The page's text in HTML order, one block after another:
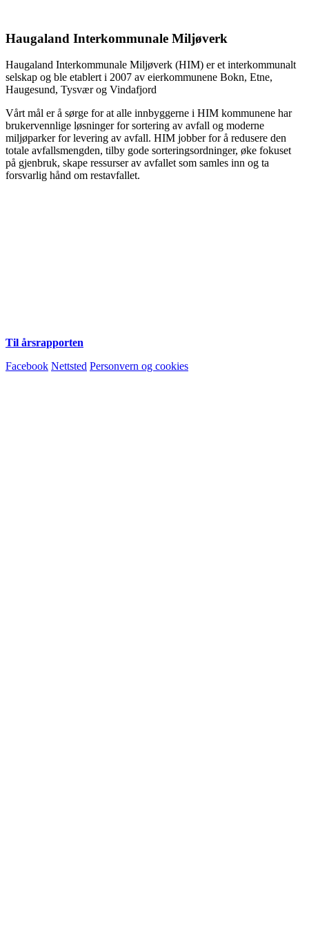
Haugaland Interkommunale Miljøverk
Haugaland Interkommunale Miljøverk (HIM) er et interkommunalt
selskap og ble etablert i 2007 av eierkommunene Bokn, Etne,
Haugesund, Tysvær og Vindafjord
Vårt mål er å sørge for at alle innbyggerne i HIM kommunene har
brukervennlige løsninger for sortering av avfall og moderne
miljøparker for levering av avfall. HIM jobber for å redusere den
totale avfallsmengden, tilby gode sorteringsordninger, øke fokuset
på gjenbruk, skape ressurser av avfallet som samles inn og ta
forsvarlig hånd om restavfallet.
Til årsrapporten
Facebook Nettsted Personvern og cookies